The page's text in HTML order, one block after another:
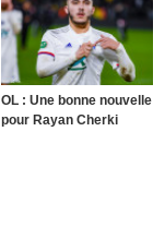
OL : Une bonne nouvelle
pour Rayan Cherki